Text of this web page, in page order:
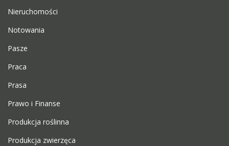
Nieruchomości
Notowania
Pasze
Praca
Prasa
Prawo i Finanse
Produkcja roślinna
Produkcja zwierzęca